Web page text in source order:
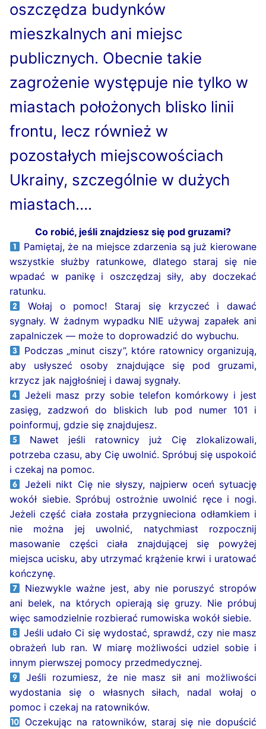
Trochę o “Języku Odeskim”
Galeria zdjęć Odesy
Pomniki. Kompozycje
Monumentalne mosty Odesy
Słynne schody i zjazdy
Sztuka uliczna. Murale
Kina Odesy
Centra handlowo-rozrywkowe
Historia transportu miejskiego w Odesie
Żytomierskim
Co koniecznie trzeba zrobić w Humaniu
lotniczego w Odesie
Jak postępować, jeśli znajdziesz się pod
oszczędza budynków
mieszkalnych ani miejsc
publicznych. Obecnie takie
zagrożenie występuje nie tylko w
miastach położonych blisko linii
frontu, lecz również w
pozostałych miejscowościach
Ukrainy, szczególnie w dużych
miastach….
Co robić, jeśli znajdziesz się pod gruzami?
Pamiętaj, że na miejsce zdarzenia są już kierowane
wszystkie służby ratunkowe, dlatego staraj się nie
wpadać w panikę i oszczędzaj siły, aby doczekać
ratunku.
Wołaj o pomoc! Staraj się krzyczeć i dawać
sygnały. W żadnym wypadku NIE używaj zapałek ani
zapalniczek — może to doprowadzić do wybuchu.
Podczas „minut ciszy”, które ratownicy organizują,
aby usłyszeć osoby znajdujące się pod gruzami,
krzycz jak najgłośniej i dawaj sygnały.
Jeżeli masz przy sobie telefon komórkowy i jest
zasięg, zadzwoń do bliskich lub pod numer 101 i
poinformuj, gdzie się znajdujesz.
Nawet jeśli ratownicy już Cię zlokalizowali,
potrzeba czasu, aby Cię uwolnić. Spróbuj się uspokoić
i czekaj na pomoc.
Jeżeli nikt Cię nie słyszy, najpierw oceń sytuację
wokół siebie. Spróbuj ostrożnie uwolnić ręce i nogi.
Jeżeli część ciała została przygnieciona odłamkiem i
nie można jej uwolnić, natychmiast rozpocznij
masowanie części ciała znajdującej się powyżej
miejsca ucisku, aby utrzymać krążenie krwi i uratować
kończynę.
Niezwykle ważne jest, aby nie poruszyć stropów
ani belek, na których opierają się gruzy. Nie próbuj
więc samodzielnie rozbierać rumowiska wokół siebie.
Jeśli udało Ci się wydostać, sprawdź, czy nie masz
obrażeń lub ran. W miarę możliwości udziel sobie i
innym pierwszej pomocy przedmedycznej.
Jeśli rozumiesz, że nie masz sił ani możliwości
wydostania się o własnych siłach, nadal wołaj o
pomoc i czekaj na ratowników.
Oczekując na ratowników, staraj się nie dopuścić